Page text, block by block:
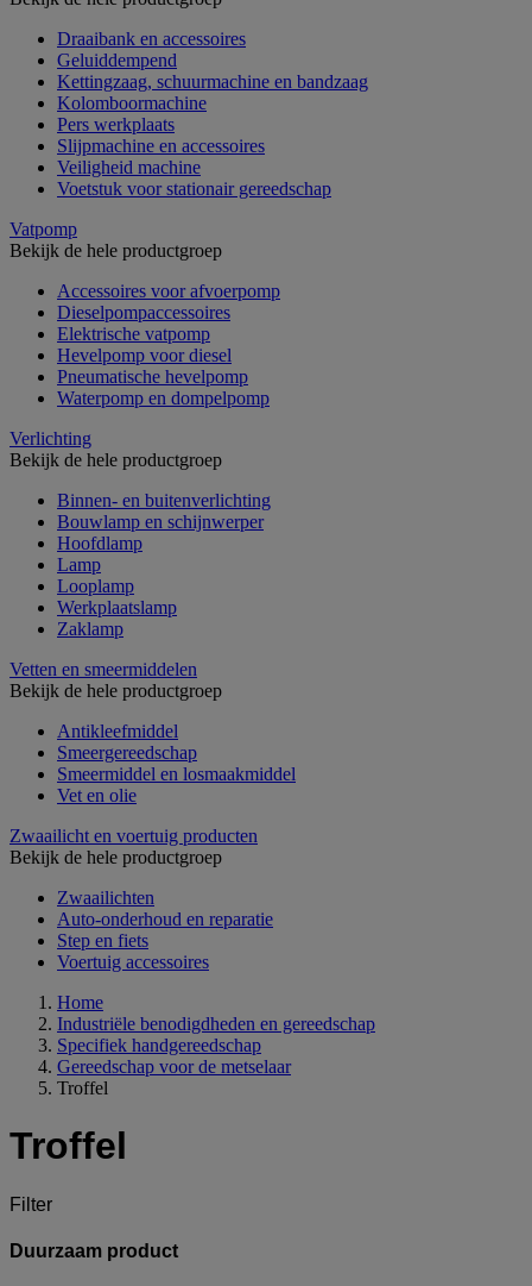
Draaibank en accessoires
Geluiddempend
Kettingzaag, schuurmachine en bandzaag
Kolomboormachine
Pers werkplaats
Slijpmachine en accessoires
Veiligheid machine
Voetstuk voor stationair gereedschap
Vatpomp
Bekijk de hele productgroep
Accessoires voor afvoerpomp
Dieselpompaccessoires
Elektrische vatpomp
Hevelpomp voor diesel
Pneumatische hevelpomp
Waterpomp en dompelpomp
Verlichting
Bekijk de hele productgroep
Binnen- en buitenverlichting
Bouwlamp en schijnwerper
Hoofdlamp
Lamp
Looplamp
Werkplaatslamp
Zaklamp
Vetten en smeermiddelen
Bekijk de hele productgroep
Antikleefmiddel
Smeergereedschap
Smeermiddel en losmaakmiddel
Vet en olie
Zwaailicht en voertuig producten
Bekijk de hele productgroep
Zwaailichten
Auto-onderhoud en reparatie
Step en fiets
Voertuig accessoires
Home
Industriële benodigdheden en gereedschap
Specifiek handgereedschap
Gereedschap voor de metselaar
Troffel
Troffel
Filter
Duurzaam product